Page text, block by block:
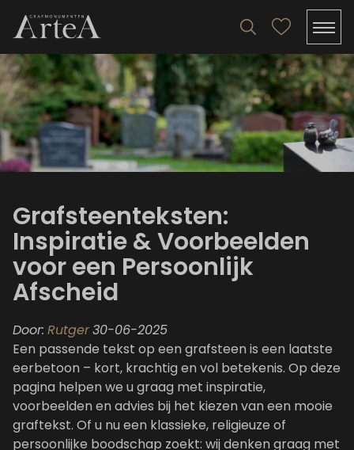
Grafsteenteksten:
Inspiratie & Voorbeelden
voor een Persoonlijk
Afscheid
Door: Rutger30-06-2025
Een passende tekst op een grafsteen is een laatste
eerbetoon – kort, krachtig en vol betekenis. Op deze
pagina helpen we u graag met inspiratie,
voorbeelden en advies bij het kiezen van een mooie
graftekst. Of u nu een klassieke, religieuze of
persoonlijke boodschap zoekt: wij denken graag met